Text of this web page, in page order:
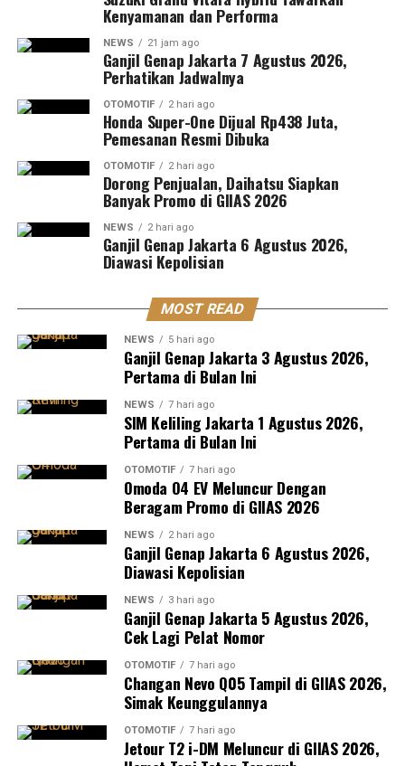
Kenyamanan dan Performa
NEWS 21 jam ago
Ganjil Genap Jakarta 7 Agustus 2026,
Perhatikan Jadwalnya
OTOMOTIF 2 hari ago
Honda Super-One Dijual Rp438 Juta,
Pemesanan Resmi Dibuka
OTOMOTIF 2 hari ago
Dorong Penjualan, Daihatsu Siapkan
Banyak Promo di GIIAS 2026
NEWS 2 hari ago
Ganjil Genap Jakarta 6 Agustus 2026,
Diawasi Kepolisian
MOST READ
NEWS 5 hari ago
Ganjil Genap Jakarta 3 Agustus 2026,
Pertama di Bulan Ini
NEWS 7 hari ago
SIM Keliling Jakarta 1 Agustus 2026,
Pertama di Bulan Ini
OTOMOTIF 7 hari ago
Omoda O4 EV Meluncur Dengan
Beragam Promo di GIIAS 2026
NEWS 2 hari ago
Ganjil Genap Jakarta 6 Agustus 2026,
Diawasi Kepolisian
NEWS 3 hari ago
Ganjil Genap Jakarta 5 Agustus 2026,
Cek Lagi Pelat Nomor
OTOMOTIF 7 hari ago
Changan Nevo Q05 Tampil di GIIAS 2026,
Simak Keunggulannya
OTOMOTIF 7 hari ago
Jetour T2 i-DM Meluncur di GIIAS 2026,